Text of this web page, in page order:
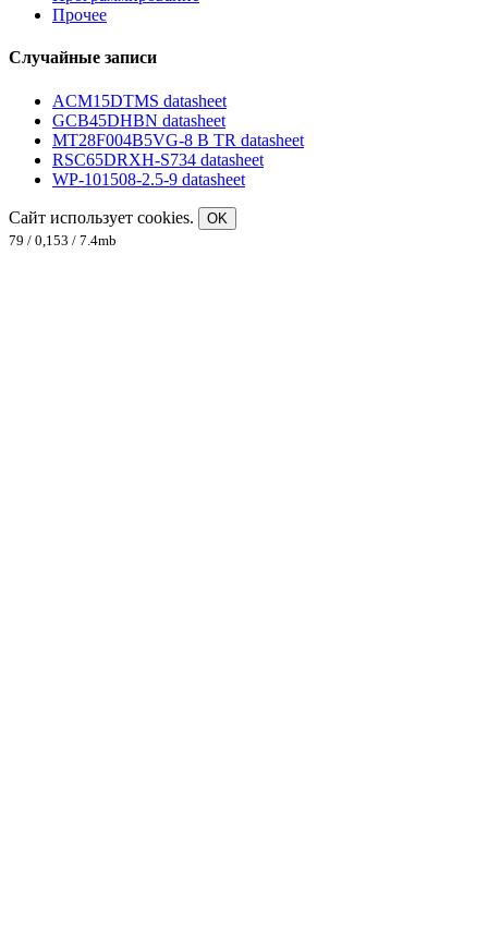
Прочее
Случайные записи
ACM15DTMS datasheet
GCB45DHBN datasheet
MT28F004B5VG-8 B TR datasheet
RSC65DRXH-S734 datasheet
WP-101508-2.5-9 datasheet
Сайт использует cookies.
OK
79 / 0,153 / 7.4mb